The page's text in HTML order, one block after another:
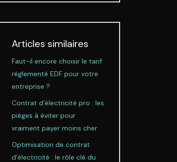
Articles similaires
Faut-il encore choisir le tarif
réglementé EDF pour votre
entreprise ?
Contrat d’électricité pro : les
pièges à éviter pour
vraiment payer moins cher
Optimisation de contrat
d’électricité : le rôle clé du